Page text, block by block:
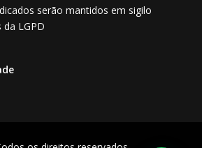
serão mantidos em sigilo
da LGPD